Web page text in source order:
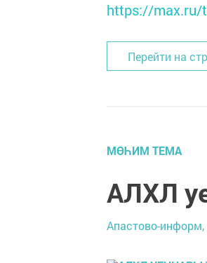
https://max.ru/
Перейти на
МӨҺИМ ТЕМА
АЛХЛ
Апастово-информ,